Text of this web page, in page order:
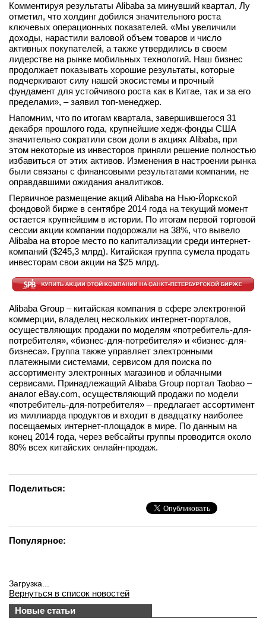
Комментируя результаты Alibaba за минувший квартал, Лу
отметил, что холдинг добился значительного роста
ключевых операционных показателей. «Мы увеличили
доходы, нарастили валовой объем товаров и число
активных покупателей, а также утвердились в своем
лидерстве на рынке мобильных технологий. Наш бизнес
продолжает показывать хорошие результаты, которые
подчеркивают силу нашей экосистемы и прочный
фундамент для устойчивого роста как в Китае, так и за его
пределами», – заявил топ-менеджер.
Напомним, что по итогам квартала, завершившегося 31
декабря прошлого года, крупнейшие хедж-фонды США
значительно сократили свои доли в акциях Alibaba, при
этом некоторые из инвесторов приняли решение полностью
избавиться от этих активов. Изменения в настроении рынка
были связаны с финансовыми результатами компании, не
оправдавшими ожидания аналитиков.
Первичное размещение акций Alibaba на Нью-Йоркской
фондовой бирже в сентябре 2014 года на текущий момент
остается крупнейшим в истории. По итогам первой торговой
сессии акции компании подорожали на 38%, что вывело
Alibaba на второе место по капитализации среди интернет-
компаний ($245,3 млрд). Китайская группа сумела продать
инвесторам свои акции на $25 млрд.
Alibaba Group – китайская компания в сфере электронной
коммерции, владелец нескольких интернет-порталов,
осуществляющих продажи по моделям «потребитель-для-
потребителя», «бизнес-для-потребителя» и «бизнес-для-
бизнеса». Группа также управляет электронными
платежными системами, сервисом для поиска по
ассортименту электронных магазинов и облачными
сервисами. Принадлежащий Alibaba Group портал Taobao –
аналог eBay.com, осуществляющий продажи по модели
«потребитель-для-потребителя» – предлагает ассортимент
из миллиарда продуктов и входит в двадцатку наиболее
посещаемых интернет-площадок в мире. По данным на
конец 2014 года, через вебсайты группы проводится около
80% всех китайских онлайн-продаж.
Поделиться:
Популярное:
Загрузка...
Вернуться в список новостей
Новые статьи